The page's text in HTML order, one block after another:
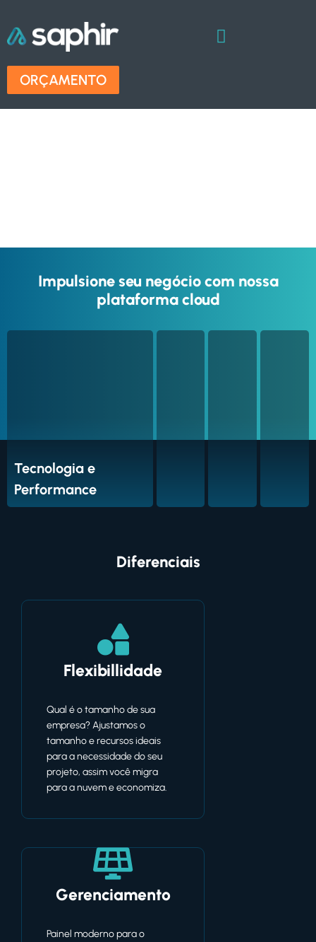
ORÇAMENTO
Impulsione seu negócio com nossa
plataforma cloud
Tecnologia e
Performance
Diferenciais
Flexibillidade
Qual é o tamanho de sua
empresa? Ajustamos o
tamanho e recursos ideais
para a necessidade do seu
projeto, assim você migra
para a nuvem e economiza.
Gerenciamento
Painel moderno para o